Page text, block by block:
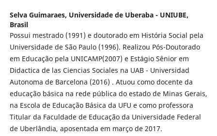
Selva Guimaraes, Universidade de Uberaba - UNIUBE,
Brasil
Possui mestrado (1991) e doutorado em História Social pela
Universidade de São Paulo (1996). Realizou Pós-Doutorado
em Educação pela UNICAMP(2007) e Estágio Sênior em
Didactica de las Ciencias Sociales na UAB - Universidad
Autonoma de Barcelona (2016) . Atuou como docente da
educação básica na rede pública do estado de Minas Gerais,
na Escola de Educação Básica da UFU e como professora
Titular da Faculdade de Educação da Universidade Federal
de Uberlândia, aposentada em março de 2017.